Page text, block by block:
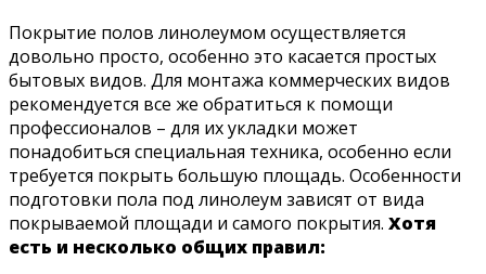
Покрытие полов линолеумом осуществляется
довольно просто, особенно это касается простых
бытовых видов. Для монтажа коммерческих видов
рекомендуется все же обратиться к помощи
профессионалов – для их укладки может
понадобиться специальная техника, особенно если
требуется покрыть большую площадь. Особенности
подготовки пола под линолеум зависят от вида
покрываемой площади и самого покрытия. Хотя
есть и несколько общих правил: